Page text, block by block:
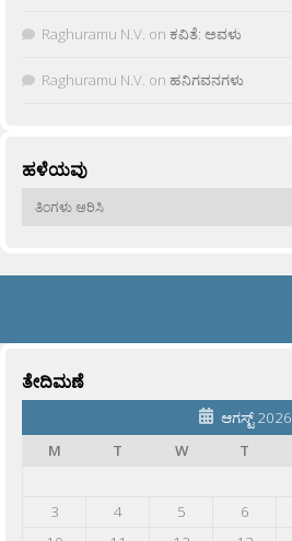
Raghuramu N.V. on ಕವಿತೆ: ಅವಳು
Raghuramu N.V. on ಹನಿಗವನಗಳು
ಹಳೆಯವು
ಹಳೆಯವು
ತೇದಿಮಣೆ
ಆಗಸ್ಟ್ 2026
M
T W T
3
4 5 6